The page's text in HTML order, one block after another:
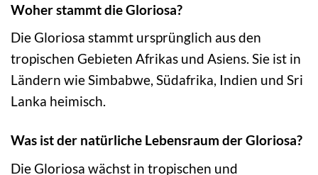
Woher stammt die Gloriosa?
Die Gloriosa stammt ursprünglich aus den
tropischen Gebieten Afrikas und Asiens. Sie ist in
Ländern wie Simbabwe, Südafrika, Indien und Sri
Lanka heimisch.
Was ist der natürliche Lebensraum der Gloriosa?
Die Gloriosa wächst in tropischen und